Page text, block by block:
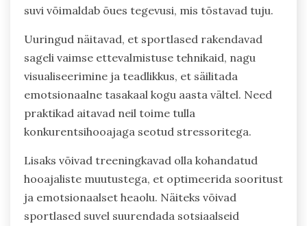
suvi võimaldab õues tegevusi, mis tõstavad tuju.
Uuringud näitavad, et sportlased rakendavad
sageli vaimse ettevalmistuse tehnikaid, nagu
visualiseerimine ja teadlikkus, et säilitada
emotsionaalne tasakaal kogu aasta vältel. Need
praktikad aitavad neil toime tulla
konkurentsihooajaga seotud stressoritega.
Lisaks võivad treeningkavad olla kohandatud
hooajaliste muutustega, et optimeerida sooritust
ja emotsionaalset heaolu. Näiteks võivad
sportlased suvel suurendada sotsiaalseid